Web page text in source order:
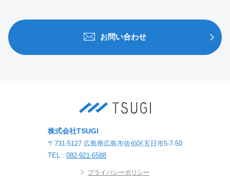
お問い合わせ
株式会社TSUGI
〒731-5127 広島県広島市佐伯区五日市5-7-50
TEL : 082-921-6588
プライバシーポリシー